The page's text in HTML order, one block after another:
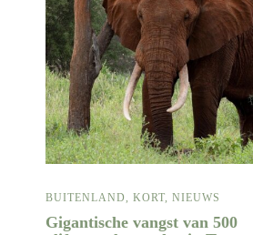
BUITENLAND, KORT, NIEUWS
Gigantische vangst van 500